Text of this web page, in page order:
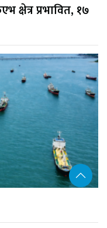
क्षेत्र प्रभावित, १७